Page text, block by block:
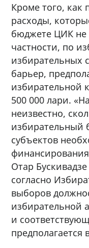
Кроме того, как
расходы,
бюджете ЦИК не
частности, по
избирательных
барьер,
избирательной
500 000 лари.
неизвестно,
избирательный
субъектов
Отар
согласно
выборов
избирательной
и